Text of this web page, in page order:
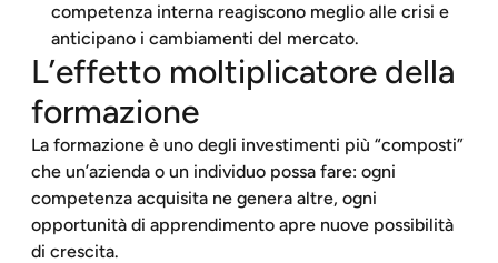
competenza interna reagiscono meglio alle crisi e
anticipano i cambiamenti del mercato.
L’effetto moltiplicatore della
formazione
La formazione è uno degli investimenti più “composti”
che un’azienda o un individuo possa fare: ogni
competenza acquisita ne genera altre, ogni
opportunità di apprendimento apre nuove possibilità
di crescita.